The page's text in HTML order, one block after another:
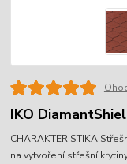
IKO
CHARAKTERISTIKA
na vytvoření střešní